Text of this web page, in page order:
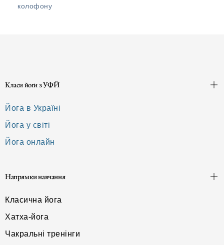
колофону
Класи йоґи з УФЙ
Йога в Україні
Йога у світі
Йога онлайн
Напрямки навчання
Класична йога
Хатха-йога
Чакральні тренінги